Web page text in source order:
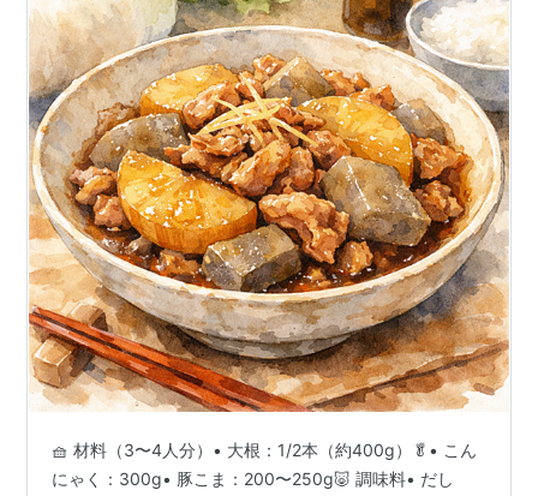
🧺 材料（3〜4人分）• 大根：1/2本（約400g）🥬• こん
にゃく：300g• 豚こま：200〜250g🐷 調味料• だし